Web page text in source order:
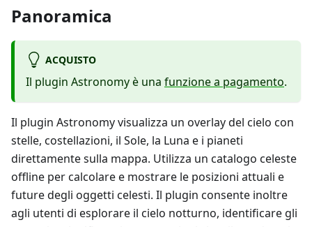
Panoramica
ACQUISTO
Il plugin Astronomy è una funzione a pagamento.
Il plugin Astronomy visualizza un overlay del cielo con
stelle, costellazioni, il Sole, la Luna e i pianeti
direttamente sulla mappa. Utilizza un catalogo celeste
offline per calcolare e mostrare le posizioni attuali e
future degli oggetti celesti. Il plugin consente inoltre
agli utenti di esplorare il cielo notturno, identificare gli